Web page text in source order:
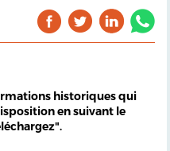
historiques qui
en suivant le